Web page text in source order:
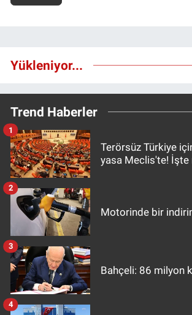
Yükleniyor...
Trend Haberler
Terörsüz Türkiye
yasa Meclis'te! İşte
1
Motorinde bir
2
Bahçeli: 86 milyon
3
4